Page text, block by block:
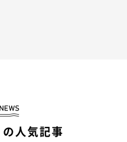
の人気記事